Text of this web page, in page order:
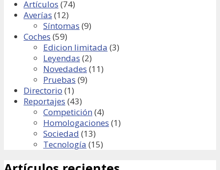
Artículos (74)
Averías (12)
Síntomas (9)
Coches (59)
Edicion limitada (3)
Leyendas (2)
Novedades (11)
Pruebas (9)
Directorio (1)
Reportajes (43)
Competición (4)
Homologaciones (1)
Sociedad (13)
Tecnología (15)